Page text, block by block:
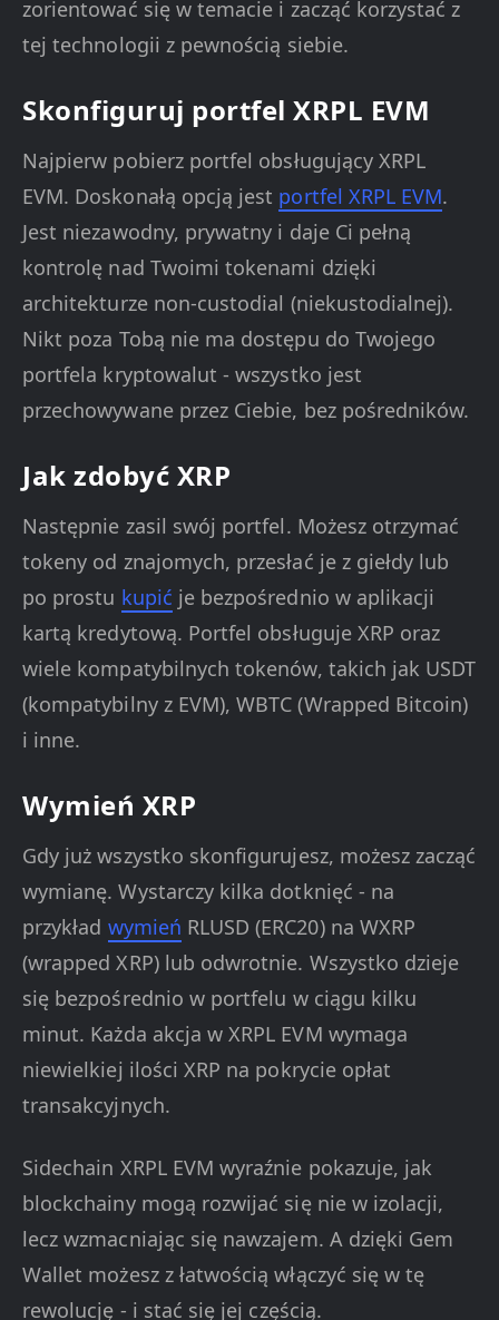
zorientować się w temacie i zacząć korzystać z
tej technologii z pewnością siebie.
Skonfiguruj portfel XRPL EVM
Najpierw pobierz portfel obsługujący XRPL
EVM. Doskonałą opcją jest portfel XRPL EVM.
Jest niezawodny, prywatny i daje Ci pełną
kontrolę nad Twoimi tokenami dzięki
architekturze non-custodial (niekustodialnej).
Nikt poza Tobą nie ma dostępu do Twojego
portfela kryptowalut - wszystko jest
przechowywane przez Ciebie, bez pośredników.
Jak zdobyć XRP
Następnie zasil swój portfel. Możesz otrzymać
tokeny od znajomych, przesłać je z giełdy lub
po prostu kupić je bezpośrednio w aplikacji
kartą kredytową. Portfel obsługuje XRP oraz
wiele kompatybilnych tokenów, takich jak USDT
(kompatybilny z EVM), WBTC (Wrapped Bitcoin)
i inne.
Wymień XRP
Gdy już wszystko skonfigurujesz, możesz zacząć
wymianę. Wystarczy kilka dotknięć - na
przykład wymień RLUSD (ERC20) na WXRP
(wrapped XRP) lub odwrotnie. Wszystko dzieje
się bezpośrednio w portfelu w ciągu kilku
minut. Każda akcja w XRPL EVM wymaga
niewielkiej ilości XRP na pokrycie opłat
transakcyjnych.
Sidechain XRPL EVM wyraźnie pokazuje, jak
blockchainy mogą rozwijać się nie w izolacji,
lecz wzmacniając się nawzajem. A dzięki Gem
Wallet możesz z łatwością włączyć się w tę
rewolucję - i stać się jej częścią.